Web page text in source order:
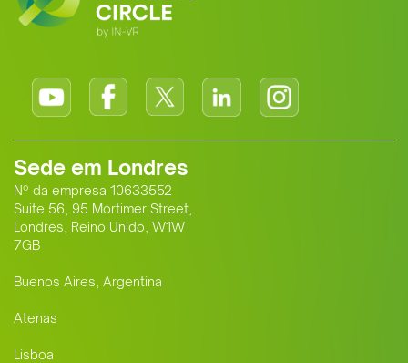
Sede em Londres
Nº da empresa 10633552
Suite 56, 95 Mortimer Street,
Londres, Reino Unido, W1W
7GB
Buenos Aires, Argentina
Atenas
Lisboa